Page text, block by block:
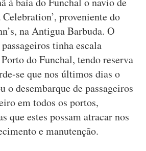
proveniente do
na Antigua Barbuda. O
tinha escala
do Funchal, tendo reserva
se que nos últimos dias o
o desembarque de passageiros
em todos os portos,
que estes possam atracar nos
e manutenção.